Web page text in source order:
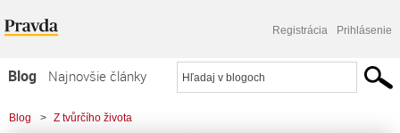
Registrácia Prihlásenie
Blog
Najnovšie články
Najčítanejšie články
Blog > Z tvůrčího života